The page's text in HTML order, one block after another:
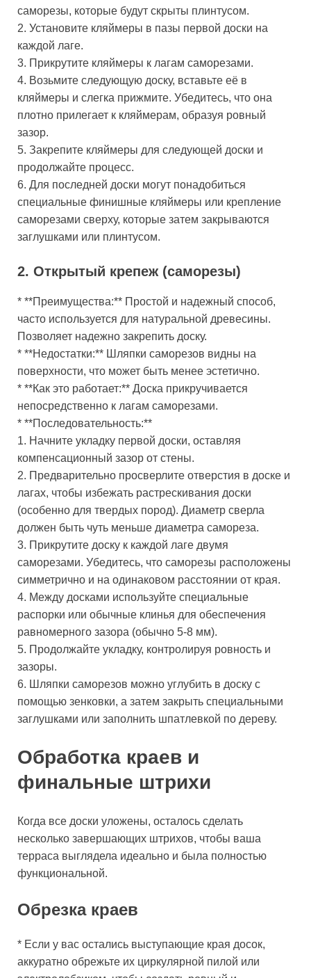
саморезы, которые будут скрыты плинтусом.
2. Установите кляймеры в пазы первой доски на
каждой лаге.
3. Прикрутите кляймеры к лагам саморезами.
4. Возьмите следующую доску, вставьте её в
кляймеры и слегка прижмите. Убедитесь, что она
плотно прилегает к кляймерам, образуя ровный
зазор.
5. Закрепите кляймеры для следующей доски и
продолжайте процесс.
6. Для последней доски могут понадобиться
специальные финишные кляймеры или крепление
саморезами сверху, которые затем закрываются
заглушками или плинтусом.
2. Открытый крепеж (саморезы)
* **Преимущества:** Простой и надежный способ,
часто используется для натуральной древесины.
Позволяет надежно закрепить доску.
* **Недостатки:** Шляпки саморезов видны на
поверхности, что может быть менее эстетично.
* **Как это работает:** Доска прикручивается
непосредственно к лагам саморезами.
* **Последовательность:**
1. Начните укладку первой доски, оставляя
компенсационный зазор от стены.
2. Предварительно просверлите отверстия в доске и
лагах, чтобы избежать растрескивания доски
(особенно для твердых пород). Диаметр сверла
должен быть чуть меньше диаметра самореза.
3. Прикрутите доску к каждой лаге двумя
саморезами. Убедитесь, что саморезы расположены
симметрично и на одинаковом расстоянии от края.
4. Между досками используйте специальные
распорки или обычные клинья для обеспечения
равномерного зазора (обычно 5-8 мм).
5. Продолжайте укладку, контролируя ровность и
зазоры.
6. Шляпки саморезов можно углубить в доску с
помощью зенковки, а затем закрыть специальными
заглушками или заполнить шпатлевкой по дереву.
Обработка краев и
финальные штрихи
Когда все доски уложены, осталось сделать
несколько завершающих штрихов, чтобы ваша
терраса выглядела идеально и была полностью
функциональной.
Обрезка краев
* Если у вас остались выступающие края досок,
аккуратно обрежьте их циркулярной пилой или